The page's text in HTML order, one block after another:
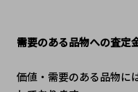
需要のある品物への査定
価値・需要のある品物に